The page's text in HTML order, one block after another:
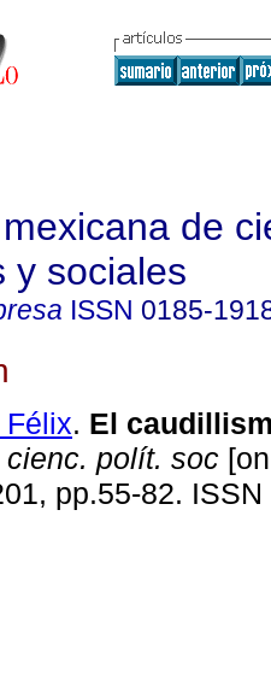
de
y sociales
ISSN 0185-
Félix. El
cienc. polít. soc
pp.55-82.